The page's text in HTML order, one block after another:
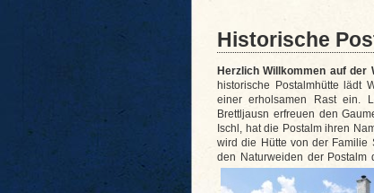
Historische
Herzlich Willkommen auf
historische Postalmhütte lädt
einer erholsamen Rast ein.
Brettljausn erfreuen den
Ischl, hat die Postalm ihren
wird die Hütte von der Familie
den Naturweiden der Postalm